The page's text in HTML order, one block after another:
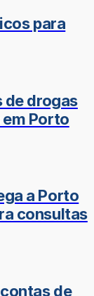
para
de drogas
Porto
a Porto
consultas
de